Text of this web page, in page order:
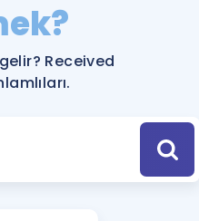
ve YÖKDİL Puan Hesaplama
ve YÖKDİL'e Hazırlananlar
ÖSYM Sınavları Tek Takvimde
Received